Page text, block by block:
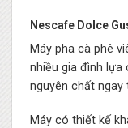
Nescafe Dolce
Máy pha cà phê
nhiều gia đình lựa
nguyên chất ngay
Máy có thiết kế